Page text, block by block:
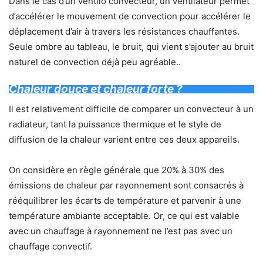
d’accélérer le mouvement de convection pour accélérer le
déplacement d’air à travers les résistances chauffantes.
Seule ombre au tableau, le bruit, qui vient s’ajouter au bruit
naturel de convection déjà peu agréable..
Chaleur douce et chaleur forte ?
Il est relativement difficile de comparer un convecteur à un
radiateur, tant la puissance thermique et le style de
diffusion de la chaleur varient entre ces deux appareils.
On considère en règle générale que 20% à 30% des
émissions de chaleur par rayonnement sont consacrés à
rééquilibrer les écarts de température et parvenir à une
température ambiante acceptable. Or, ce qui est valable
avec un chauffage à rayonnement ne l’est pas avec un
chauffage convectif.